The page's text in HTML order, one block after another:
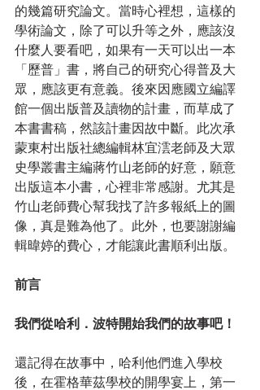
的幾篇研究論文。當時心裡想，這樣的
學術論文，除了可以升等之外，應該沒
什麼人要看吧，如果有一天可以出一本
「歷普」書，將自己的研究心得普及大
眾，應該更有意義。後來因應國立編譯
館一個出版普及讀物的計畫，而草成了
本書書稿，然該計畫因故中斷。此次承
蒙東村出版社總編輯林宜澐老師及大眾
史學叢書主編蔣竹山老師的好意，願意
出版這本小書，心裡非常感謝。尤其是
竹山老師費心幫我找了許多報紙上的圖
像，真是難為他了。此外，也要謝謝編
輯暐婷的費心，才能讓此書順利出版。
前言
我們從哈利．波特開始我們的故事吧！
還記得在故事中，哈利他們進入學校
後，在霍格華茲學校的開學宴上，第一